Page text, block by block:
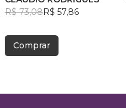
R$ 73,08R$ 57,86
Comprar